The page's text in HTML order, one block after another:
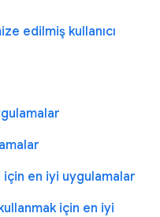
edilmiş kullanıcı
en iyi uygulamalar
için en iyi